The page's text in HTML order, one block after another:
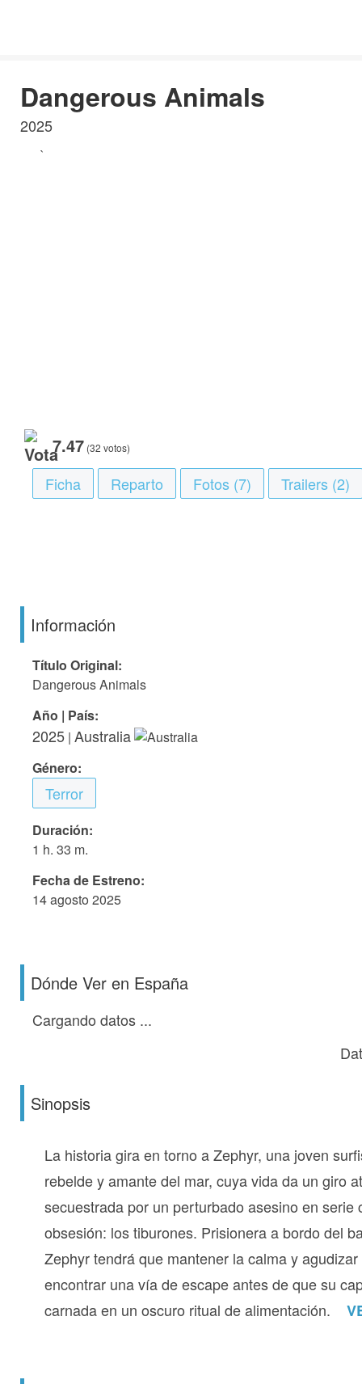
Dangerous Animals
2025
`
7.47 (32 votos)
Ficha Reparto Fotos (7) Trailers (2)
Información
Título Original:
Dangerous Animals
Año | País:
2025 | Australia
Género:
Terror
Duración:
1 h. 33 m.
Fecha de Estreno:
14 agosto 2025
Dónde Ver en España
Cargando datos ...
Sinopsis
La historia gira en torno a Zephyr, una joven
rebelde y amante del mar, cuya vida da un giro
secuestrada por un perturbado asesino en serie
obsesión: los tiburones. Prisionera a bordo del
Zephyr tendrá que mantener la calma y
encontrar una vía de escape antes de que su
carnada en un oscuro ritual de alimentación.